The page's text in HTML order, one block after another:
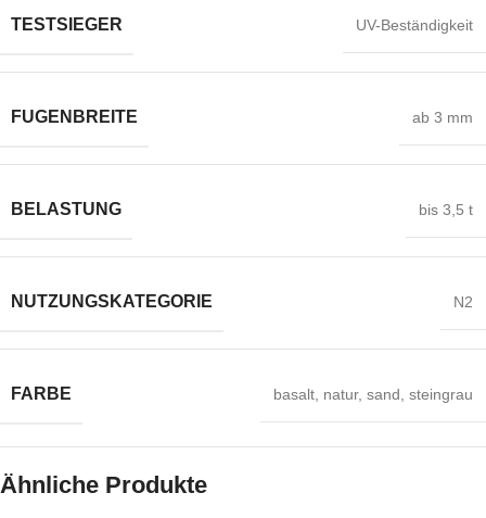
TESTSIEGER UV-Beständigkeit
FUGENBREITE ab 3 mm
BELASTUNG bis 3,5 t
NUTZUNGSKATEGORIE N2
FARBE basalt, natur, sand, steingrau
Ähnliche Produkte